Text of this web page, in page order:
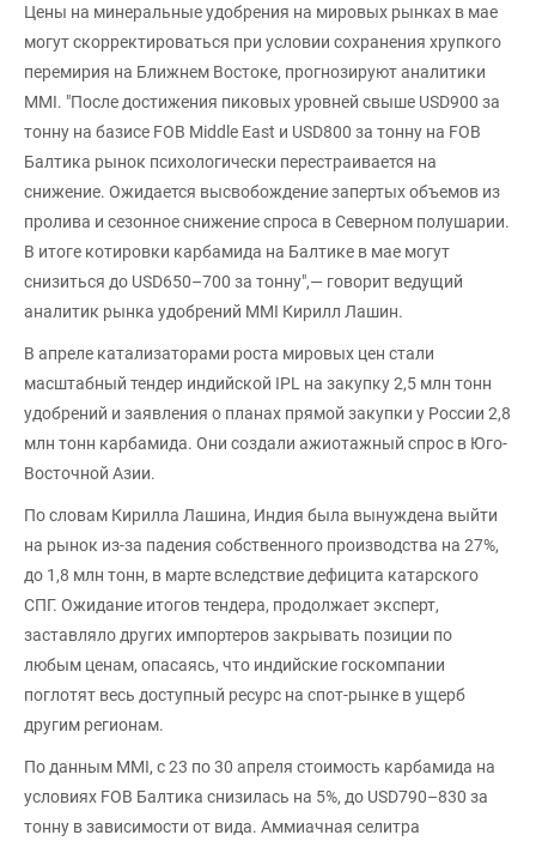
Цены на минеральные удобрения на мировых рынках в мае
могут скорректироваться при условии сохранения хрупкого
перемирия на Ближнем Востоке, прогнозируют аналитики
MMI. "После достижения пиковых уровней свыше USD900 за
тонну на базисе FOB Middle East и USD800 за тонну на FOB
Балтика рынок психологически перестраивается на
снижение. Ожидается высвобождение запертых объемов из
пролива и сезонное снижение спроса в Северном полушарии.
В итоге котировки карбамида на Балтике в мае могут
снизиться до USD650–700 за тонну",— говорит ведущий
аналитик рынка удобрений MMI Кирилл Лашин.
В апреле катализаторами роста мировых цен стали
масштабный тендер индийской IPL на закупку 2,5 млн тонн
удобрений и заявления о планах прямой закупки у России 2,8
млн тонн карбамида. Они создали ажиотажный спрос в Юго-
Восточной Азии.
По словам Кирилла Лашина, Индия была вынуждена выйти
на рынок из-за падения собственного производства на 27%,
до 1,8 млн тонн, в марте вследствие дефицита катарского
СПГ. Ожидание итогов тендера, продолжает эксперт,
заставляло других импортеров закрывать позиции по
любым ценам, опасаясь, что индийские госкомпании
поглотят весь доступный ресурс на спот-рынке в ущерб
другим регионам.
По данным MMI, с 23 по 30 апреля стоимость карбамида на
условиях FOB Балтика снизилась на 5%, до USD790–830 за
тонну в зависимости от вида. Аммиачная селитра